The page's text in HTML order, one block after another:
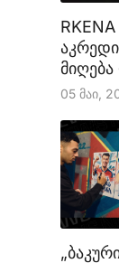
05 Მაი,